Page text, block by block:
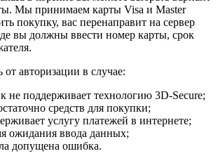
Мы принимаем карты Visa и Master
покупку, вас перенаправит на сервер
вы должны ввести номер карты, срок
от авторизации в случае:
не поддерживает технологию 3D-Secure;
средств для покупки;
услугу платежей в интернете;
ожидания ввода данных;
допущена ошибка.